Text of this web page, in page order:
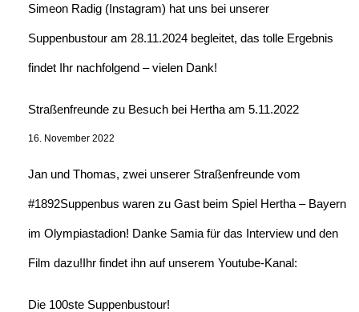
Simeon Radig (Instagram) hat uns bei unserer
Suppenbustour am 28.11.2024 begleitet, das tolle Ergebnis
findet Ihr nachfolgend – vielen Dank!
Straßenfreunde zu Besuch bei Hertha am 5.11.2022
16. November 2022
Jan und Thomas, zwei unserer Straßenfreunde vom
#1892Suppenbus waren zu Gast beim Spiel Hertha – Bayern
im Olympiastadion! Danke Samia für das Interview und den
Film dazu!Ihr findet ihn auf unserem Youtube-Kanal:
Die 100ste Suppenbustour!